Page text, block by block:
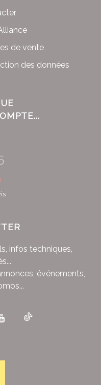
de vente
des données
infos techniques,
événements,